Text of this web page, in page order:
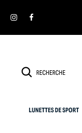
LUNETTES DE SPORT